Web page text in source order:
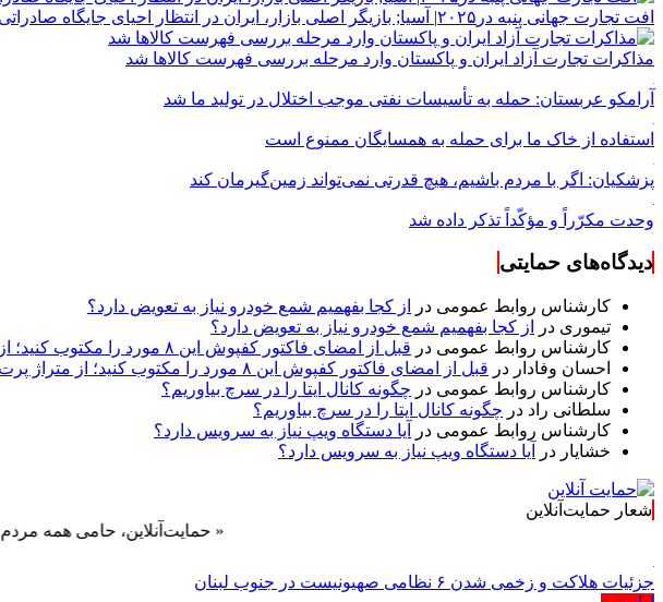
افت تجارت جهانی پنبه در۲۰۲۵| آسیا; بازیگر اصلی بازار، ایران در انتظار احیای جایگاه صادراتی
مذاکرات تجارت آزاد ایران و پاکستان وارد مرحله بررسی فهرست کالاها شد
آرامکو عربستان: حمله به تأسیسات نفتی موجب اختلال در تولید ما شد
استفاده از خاک ما برای حمله به همسایگان ممنوع است
پزشکیان: اگر با مردم باشیم، هیچ قدرتی نمی‌تواند زمین‌گیرمان کند
وحدت مکرّراً و مؤکّداً تذکر داده شد
دیدگاه‌های حمایتی
کارشناس روابط عمومی در
از کجا بفهمیم شمع خودرو نیاز به تعویض دارد؟
تیموری در
از کجا بفهمیم شمع خودرو نیاز به تعویض دارد؟
کارشناس روابط عمومی در قبل از امضای فاکتور کفپوش این ۸ مورد را مکتوب کنید؛ از متراژ پرت تا ضمانت نصب
احسان وفادار در قبل از امضای فاکتور کفپوش این ۸ مورد را مکتوب کنید؛ از متراژ پرت تا ضمانت نصب
کارشناس روابط عمومی در چگونه کانال ایتا را در سرچ بیاوریم؟
سلطانی راد در چگونه کانال ایتا را در سرچ بیاوریم؟
کارشناس روابط عمومی در
آیا دستگاه ویپ نیاز به سرویس دارد؟
خشایار در آیا دستگاه ویپ نیاز به سرویس دارد؟
شعار حمایت‌آنلاین
« حمایت‌آنلاین، حامی همه مردم ایران »
جزئیات هلاکت و زخمی شدن ۶ نظامی صهیونیست در جنوب لبنان